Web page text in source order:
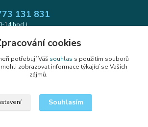
131 831
14 hod.)
Upravit sběr cookies.
cookies
potřebují Váš souhlas s použitím souborů
zobrazovat informace týkající se Vašich
zájmů.
Souhlasím